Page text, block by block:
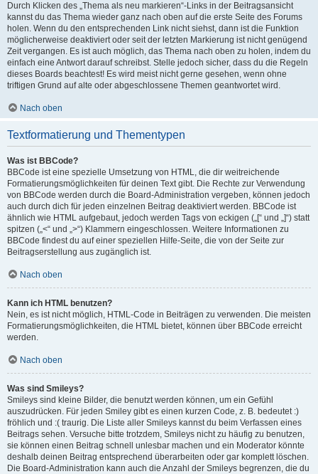
Durch Klicken des „Thema als neu markieren“-Links in der Beitragsansicht
kannst du das Thema wieder ganz nach oben auf die erste Seite des Forums
holen. Wenn du den entsprechenden Link nicht siehst, dann ist die Funktion
möglicherweise deaktiviert oder seit der letzten Markierung ist nicht genügend
Zeit vergangen. Es ist auch möglich, das Thema nach oben zu holen, indem du
einfach eine Antwort darauf schreibst. Stelle jedoch sicher, dass du die Regeln
dieses Boards beachtest! Es wird meist nicht gerne gesehen, wenn ohne
triftigen Grund auf alte oder abgeschlossene Themen geantwortet wird.
Nach oben
Textformatierung und Thementypen
Was ist BBCode?
BBCode ist eine spezielle Umsetzung von HTML, die dir weitreichende
Formatierungsmöglichkeiten für deinen Text gibt. Die Rechte zur Verwendung
von BBCode werden durch die Board-Administration vergeben, können jedoch
auch durch dich für jeden einzelnen Beitrag deaktiviert werden. BBCode ist
ähnlich wie HTML aufgebaut, jedoch werden Tags von eckigen („[“ und „]“) statt
spitzen („<“ und „>“) Klammern eingeschlossen. Weitere Informationen zu
BBCode findest du auf einer speziellen Hilfe-Seite, die von der Seite zur
Beitragserstellung aus zugänglich ist.
Nach oben
Kann ich HTML benutzen?
Nein, es ist nicht möglich, HTML-Code in Beiträgen zu verwenden. Die meisten
Formatierungsmöglichkeiten, die HTML bietet, können über BBCode erreicht
werden.
Nach oben
Was sind Smileys?
Smileys sind kleine Bilder, die benutzt werden können, um ein Gefühl
auszudrücken. Für jeden Smiley gibt es einen kurzen Code, z. B. bedeutet :)
fröhlich und :( traurig. Die Liste aller Smileys kannst du beim Verfassen eines
Beitrags sehen. Versuche bitte trotzdem, Smileys nicht zu häufig zu benutzen,
sie können einen Beitrag schnell unlesbar machen und ein Moderator könnte
deshalb deinen Beitrag entsprechend überarbeiten oder gar komplett löschen.
Die Board-Administration kann auch die Anzahl der Smileys begrenzen, die du